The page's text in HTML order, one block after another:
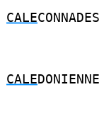
CALECONNADES
CALE DONIENNE